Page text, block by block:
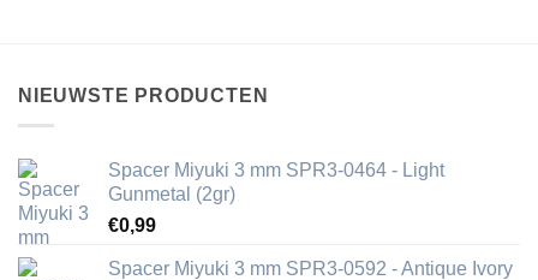
NIEUWSTE PRODUCTEN
Spacer Miyuki 3 mm SPR3-0464 - Light
Gunmetal (2gr)
€0,99
Spacer Miyuki 3 mm SPR3-0592 - Antique Ivory